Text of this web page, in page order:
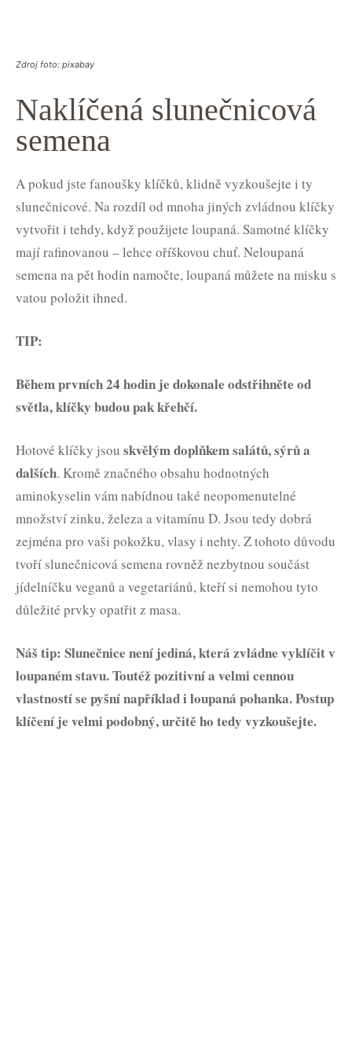
Zdroj foto: pixabay
Naklíčená slunečnicová
semena
A pokud jste fanoušky klíčků, klidně vyzkoušejte i ty
slunečnicové. Na rozdíl od mnoha jiných zvládnou klíčky
vytvořit i tehdy, když použijete loupaná. Samotné klíčky
mají rafinovanou – lehce oříškovou chuť. Neloupaná
semena na pět hodin namočte, loupaná můžete na misku s
vatou položit ihned.
TIP:
Během prvních 24 hodin je dokonale odstřihněte od
světla, klíčky budou pak křehčí.
Hotové klíčky jsou skvělým doplňkem salátů, sýrů a
dalších. Kromě značného obsahu hodnotných
aminokyselin vám nabídnou také neopomenutelné
množství zinku, železa a vitamínu D. Jsou tedy dobrá
zejména pro vaši pokožku, vlasy i nehty. Z tohoto důvodu
tvoří slunečnicová semena rovněž nezbytnou součást
jídelníčku veganů a vegetariánů, kteří si nemohou tyto
důležité prvky opatřit z masa.
Náš tip: Slunečnice není jediná, která zvládne vyklíčit v
loupaném stavu. Toutéž pozitivní a velmi cennou
vlastností se pyšní například i loupaná pohanka. Postup
klíčení je velmi podobný, určitě ho tedy vyzkoušejte.